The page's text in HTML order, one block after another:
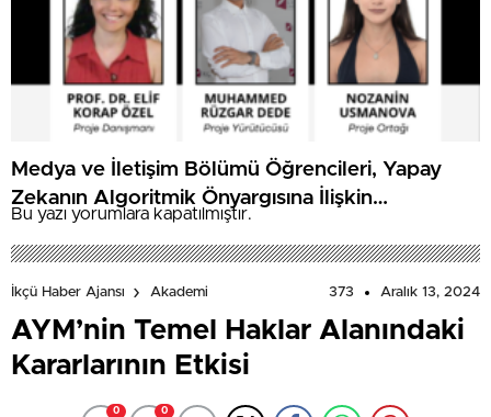
Medya ve İletişim Bölümü Öğrencileri, Yapay
Zekanın Algoritmik Önyargısına İlişkin
Farkındalık Düzeylerini Araştıracak
Bu yazı yorumlara kapatılmıştır.
İkçü Haber Ajansı Akademi 373 Aralık 13, 2024
AYM’nin Temel Haklar Alanındaki
Kararlarının Etkisi
0 0